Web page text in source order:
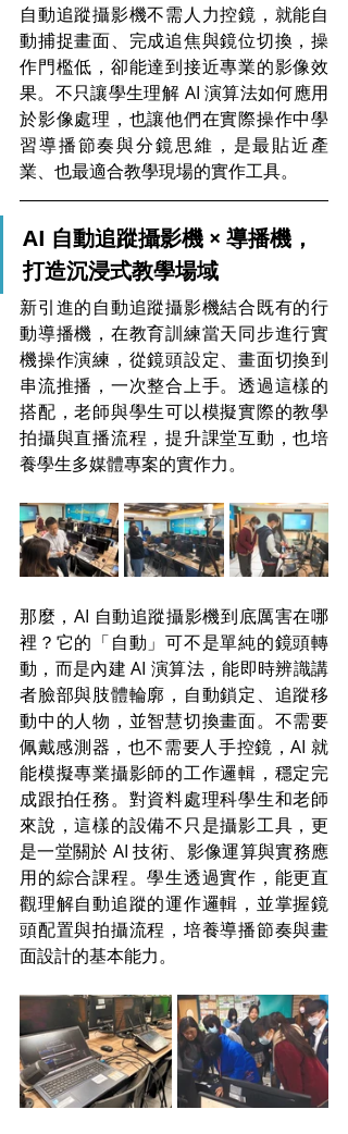
自動追蹤攝影機不需人力控鏡，就能自
動捕捉畫面、完成追焦與鏡位切換，操
作門檻低，卻能達到接近專業的影像效
果。不只讓學生理解 AI 演算法如何應用
於影像處理，也讓他們在實際操作中學
習導播節奏與分鏡思維，是最貼近產
業、也最適合教學現場的實作工具。
AI 自動追蹤攝影機 × 導播機，
打造沉浸式教學場域
新引進的自動追蹤攝影機結合既有的行
動導播機，在教育訓練當天同步進行實
機操作演練，從鏡頭設定、畫面切換到
串流推播，一次整合上手。透過這樣的
搭配，老師與學生可以模擬實際的教學
拍攝與直播流程，提升課堂互動，也培
養學生多媒體專案的實作力。
那麼，AI 自動追蹤攝影機到底厲害在哪
裡？它的「自動」可不是單純的鏡頭轉
動，而是內建 AI 演算法，能即時辨識講
者臉部與肢體輪廓，自動鎖定、追蹤移
動中的人物，並智慧切換畫面。不需要
佩戴感測器，也不需要人手控鏡，AI 就
能模擬專業攝影師的工作邏輯，穩定完
成跟拍任務。對資料處理科學生和老師
來說，這樣的設備不只是攝影工具，更
是一堂關於 AI 技術、影像運算與實務應
用的綜合課程。學生透過實作，能更直
觀理解自動追蹤的運作邏輯，並掌握鏡
頭配置與拍攝流程，培養導播節奏與畫
面設計的基本能力。